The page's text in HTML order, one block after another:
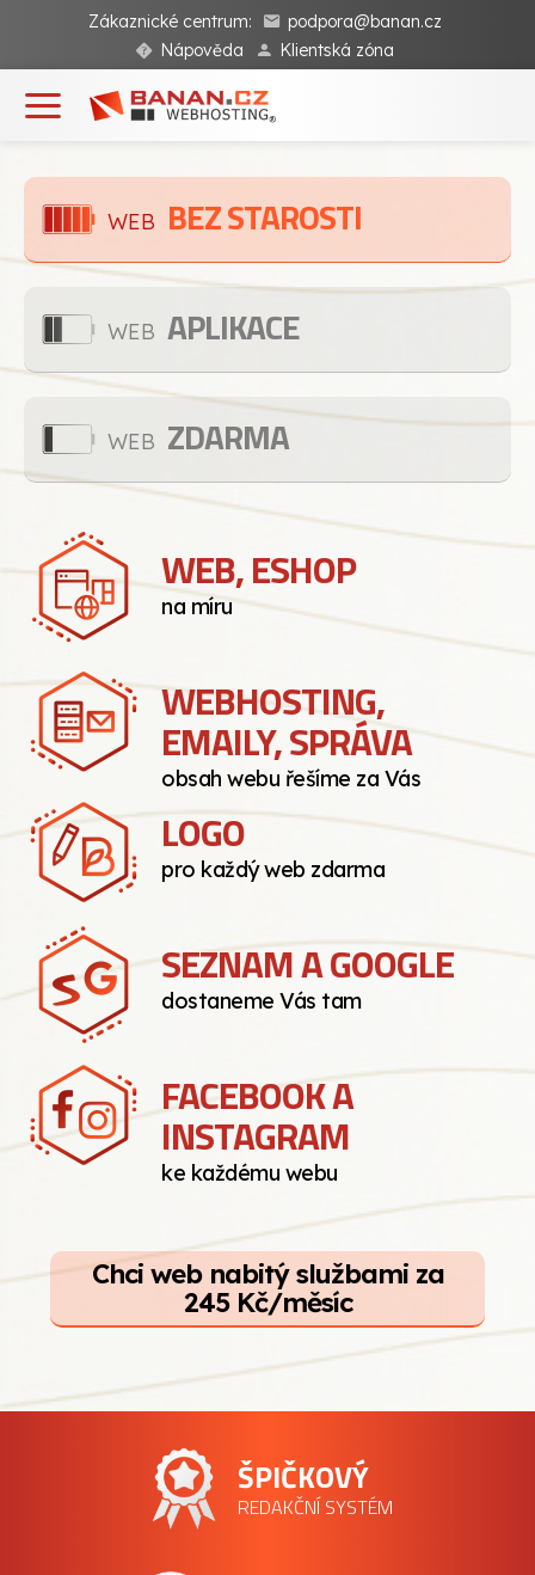
Zákaznické centrum:
podpora@banan.cz
Nápověda
Klientská zóna
WEB BEZ STAROSTI
WEB APLIKACE
WEB ZDARMA
WEB, ESHOP
na míru
WEBHOSTING,
EMAILY, SPRÁVA
obsah webu řešíme za Vás
LOGO
pro každý web zdarma
SEZNAM A GOOGLE
dostaneme Vás tam
FACEBOOK A
INSTAGRAM
ke každému webu
Chci web nabitý službami za
245 Kč/měsíc
ŠPIČKOVÝ
REDAKČNÍ SYSTÉM